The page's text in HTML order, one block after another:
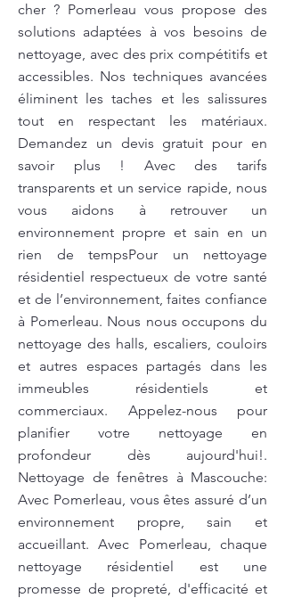
cher ? Pomerleau vous propose des
solutions adaptées à vos besoins de
nettoyage, avec des prix compétitifs et
accessibles. Nos techniques avancées
éliminent les taches et les salissures
tout en respectant les matériaux.
Demandez un devis gratuit pour en
savoir plus ! Avec des tarifs
transparents et un service rapide, nous
vous aidons à retrouver un
environnement propre et sain en un
rien de tempsPour un nettoyage
résidentiel respectueux de votre santé
et de l’environnement, faites confiance
à Pomerleau. Nous nous occupons du
nettoyage des halls, escaliers, couloirs
et autres espaces partagés dans les
immeubles résidentiels et
commerciaux. Appelez-nous pour
planifier votre nettoyage en
profondeur dès aujourd'hui!.
Nettoyage de fenêtres à Mascouche:
Avec Pomerleau, vous êtes assuré d’un
environnement propre, sain et
accueillant. Avec Pomerleau, chaque
nettoyage résidentiel est une
promesse de propreté, d'efficacité et